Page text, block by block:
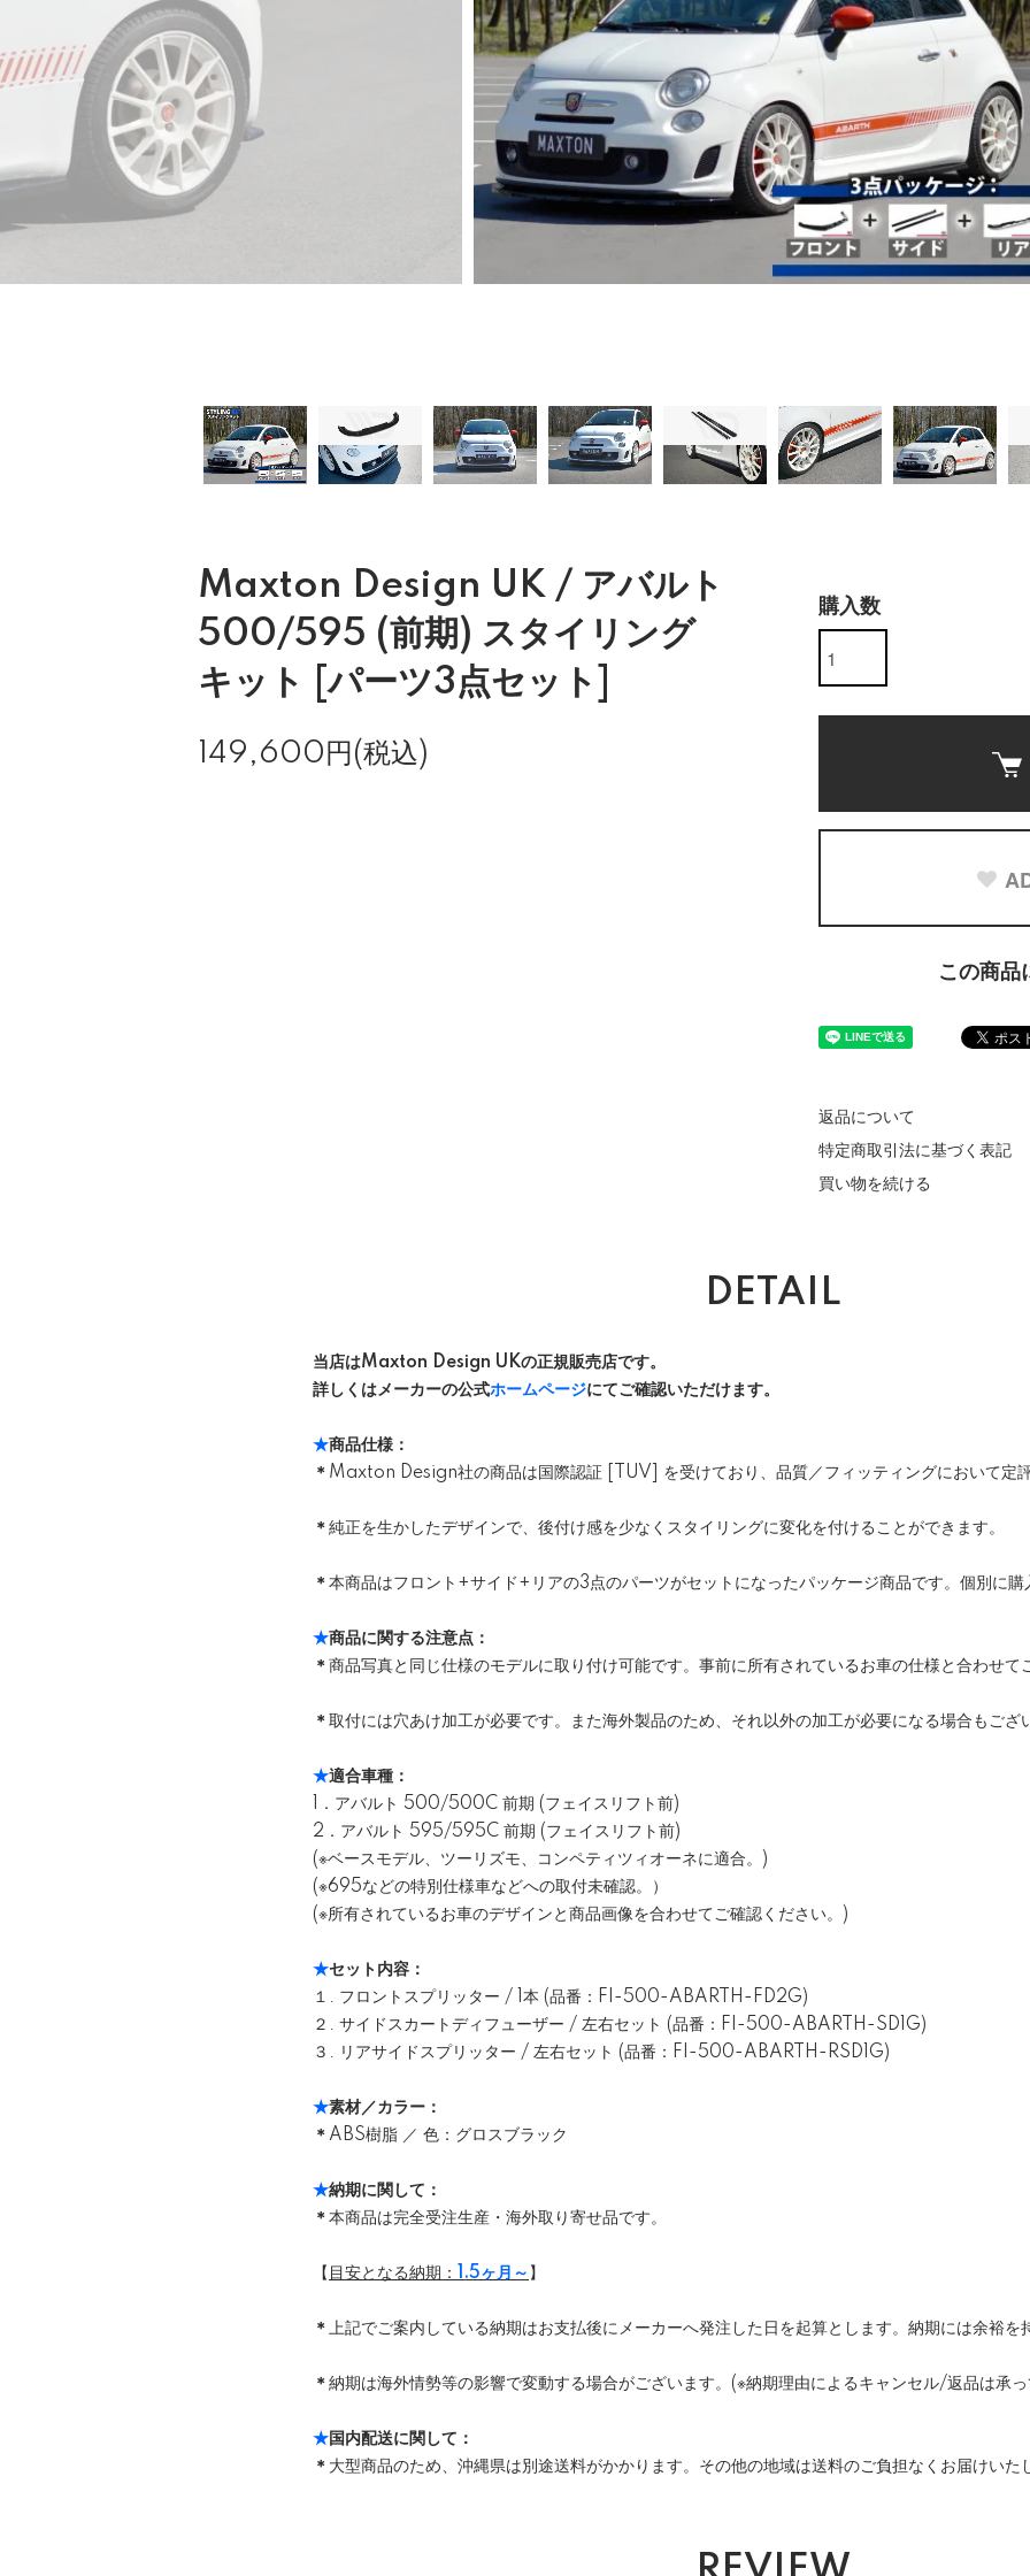
Maxton Design UK / アバルト
500/595 (前期) スタイリング
キット [パーツ3点セット]
149,600円(税込)
購入数
この商品
返品について
特定商取引法に基づく表記
買い物を続ける
DETAIL
当店はMaxton Design UKの正規販売店です。
詳しくはメーカーの公式ホームページにてご確認いただけます。
★商品仕様：
＊ Maxton Design社の商品は国際認証 [TUV] を受けており、品質／フィッティングにおいて定評
＊純正を生かしたデザインで、後付け感を少なくスタイリングに変化を付けることができます。
＊本商品はフロント+サイド+リアの3点のパーツがセットになったパッケージ商品です。個別に購
★商品に関する注意点：
＊商品写真と同じ仕様のモデルに取り付け可能です。事前に所有されているお車の仕様と合わせて
＊取付には穴あけ加工が必要です。また海外製品のため、それ以外の加工が必要になる場合もござ
★適合車種：
1．アバルト 500/500C 前期 (フェイスリフト前)
2．アバルト 595/595C 前期 (フェイスリフト前)
(※ベースモデル、ツーリズモ、コンペティツィオーネに適合。)
(※695などの特別仕様車などへの取付未確認。）
(※所有されているお車のデザインと商品画像を合わせてご確認ください。)
★セット内容：
１. フロントスプリッター / 1本 (品番：FI-500-ABARTH-FD2G)
２. サイドスカートディフューザー / 左右セット (品番：FI-500-ABARTH-SD1G)
３. リアサイドスプリッター / 左右セット (品番：FI-500-ABARTH-RSD1G)
★素材／カラー：
＊ ABS樹脂 ／ 色：グロスブラック
★納期に関して：
＊本商品は完全受注生産・海外取り寄せ品です。
【 目安となる納期： 1.5ヶ月～ 】
＊上記でご案内している納期はお支払後にメーカーへ発注した日を起算とします。納期には余裕を
＊納期は海外情勢等の影響で変動する場合がございます。(※納期理由によるキャンセル/返品は承
★国内配送に関して：
＊ 大型商品のため、沖縄県は別途送料がかかります。その他の地域は送料のご負担なくお届けいた